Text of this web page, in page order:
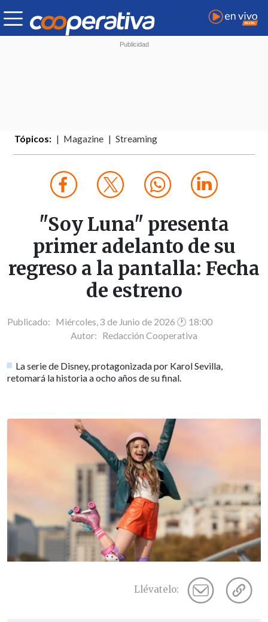
Tópicos: Magazine Streaming
"Soy Luna" presenta
primer adelanto de su
regreso a la pantalla: Fecha
de estreno
Publicado: Miércoles, 3 de Junio de 2026 🕐 18:00
Autor: Redacción Cooperativa
La serie de Disney, protagonizada por Karol Sevilla,
retomará la historia a ocho años de su final.
Llévatelo: